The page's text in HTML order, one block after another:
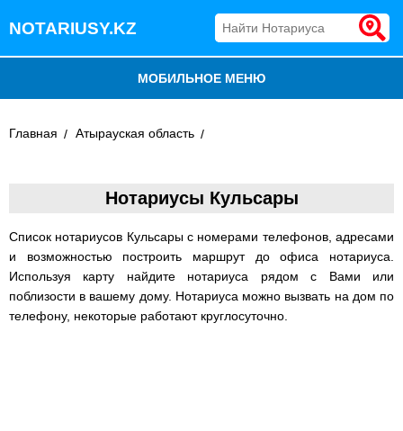
NOTARIUSY.KZ
МОБИЛЬНОЕ МЕНЮ
НОТАРИУСЫ КАЗАХСТАНА
Главная Атырауская область
Нотариусы Кульсары
Список нотариусов Кульсары с номерами телефонов, адресами
и возможностью построить маршрут до офиса нотариуса.
Используя карту найдите нотариуса рядом с Вами или
поблизости в вашему дому. Нотариуса можно вызвать на дом по
телефону, некоторые работают круглосуточно.